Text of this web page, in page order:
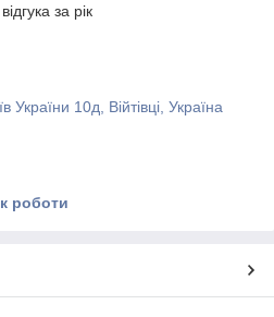
за рік
України 10д, Війтівці, Україна
роботи